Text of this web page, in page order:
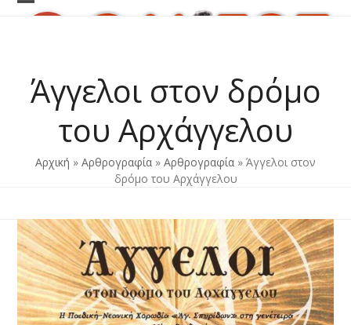
Skip
Open
Close
Άγγελοι στον δρόμο
του Αρχάγγελου
Αρχική » Αρθρογραφία » Αρθρογραφία » Άγγελοι στον
δρόμο του Αρχάγγελου